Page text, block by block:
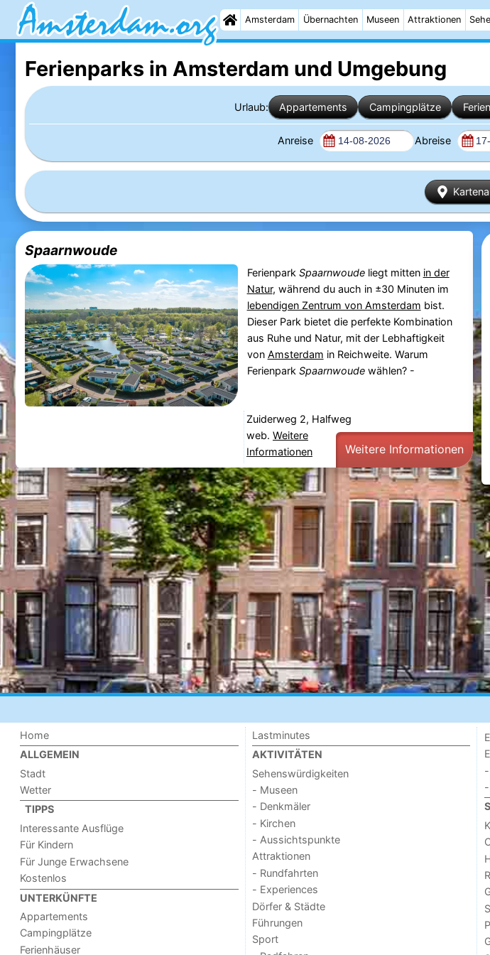
Amsterdam Übernachten Museen Attraktionen
Ferienparks in Amsterdam und Umgebung
Urlaub: Appartements Campingplätze
Anreise Abreise
Spaarnwoude
Ferienpark Spaarnwoudeliegt mitten in der
Natur, während du auch in ±30 Minuten im
lebendigen Zentrum von Amsterdam bist.
Dieser Park bietet die perfekte Kombination
aus Ruhe und Natur, mit der Lebhaftigkeit
von Amsterdam in Reichweite. Warum
Ferienpark Spaarnwoudewählen? -
Zuiderweg 2, Halfweg
web. Weitere
Informationen
Weitere Informationen
Home
ALLGEMEIN
Stadt
Wetter
TIPPS
Interessante Ausflüge
Für Kindern
Für Junge Erwachsene
Kostenlos
UNTERKÜNFTE
Appartements
Campingplätze
Ferienhäuser
Lastminutes
AKTIVITÄTEN
Sehenswürdigkeiten
- Museen
- Denkmäler
- Kirchen
- Aussichtspunkte
Attraktionen
- Rundfahrten
- Experiences
Dörfer & Städte
Führungen
Sport